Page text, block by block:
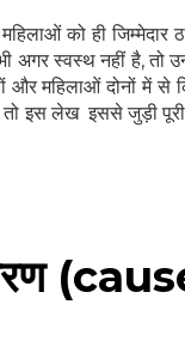
को ही
अगर स्वस्थ नहीं है, तो
और महिलाओं दोनों में
इस लेख इससे जुड़ी
कारण